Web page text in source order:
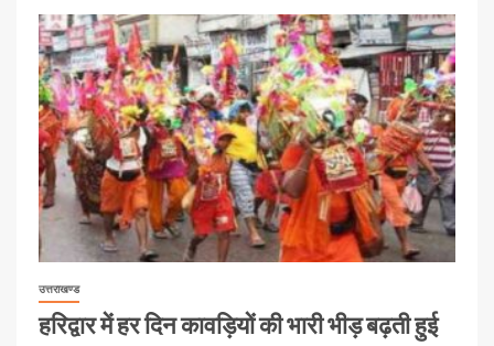
उत्तराखण्ड
हरिद्वार में हर दिन कावड़ियों की भारी भीड़ बढ़ती हुई